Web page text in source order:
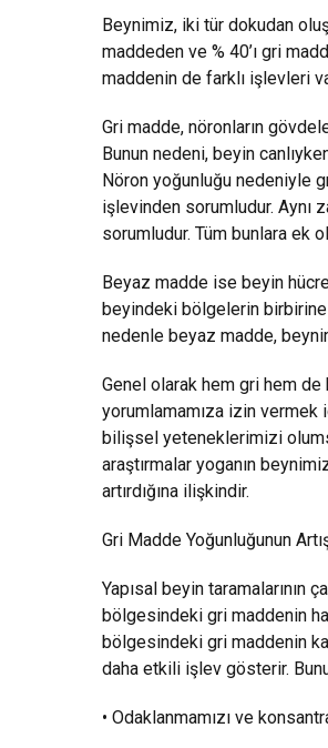
Beynimiz, iki tür dokudan
maddeden ve % 40’ı gri
maddenin de farklı işlevleri
Gri madde, nöronların
Bunun nedeni, beyin
Nöron yoğunluğu nedeniyle
işlevinden sorumludur. Aynı
sorumludur. Tüm bunlara ek
Beyaz madde ise beyin
beyindeki bölgelerin birbirine
nedenle beyaz madde,
Genel olarak hem gri hem
yorumlamamıza izin vermek
bilişsel yeteneklerimizi
araştırmalar yoganın
artırdığına ilişkindir.
Gri Madde Yoğunluğunun
Yapısal beyin taramalarının
bölgesindeki gri maddenin
bölgesindeki gri maddenin
daha etkili işlev gösterir.
• Odaklanmamızı ve